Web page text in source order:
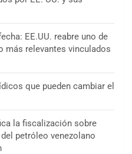
EE.UU. reabre uno de
más relevantes vinculados
que pueden cambiar el
la fiscalización sobre
petróleo venezolano